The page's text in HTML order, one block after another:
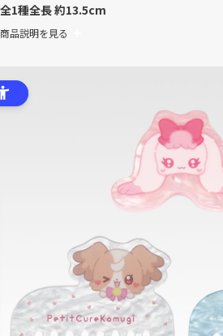
全1種全長 約13.5cm
商品説明を見る